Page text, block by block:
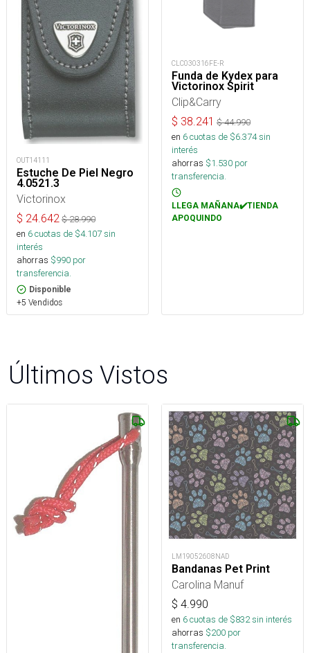
OUT14111
Estuche De Piel Negro
4.0521.3
Victorinox
$ 24.642 $28.990
en 6cuotas de $4.107sin
interés
ahorras $990 por
transferencia.
Disponible
+5 Vendidos
CLC030316FE-R
Funda de Kydex para
Victorinox Spirit
Clip&Carry
$ 38.241 $44.990
en 6cuotas de $6.374sin
interés
ahorras $1.530 por
transferencia.
LLEGA MAÑANA✔️TIENDA
APOQUINDO
Últimos Vistos
LM19052608NAD
Bandanas Pet Print
Carolina Manuf
$ 4.990
en 6cuotas de $832sin interés
ahorras $200 por
transferencia.